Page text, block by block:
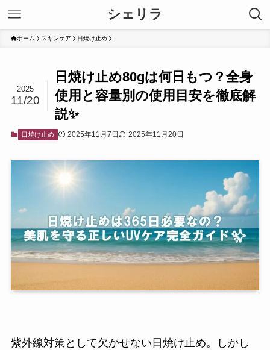
シェリラ
ホーム スキンケア 日焼け止め
日焼け止め80gは何日もつ？全身
使用と容量別の使用目安を徹底解
説✨
2025
11/20
日焼け止め 2025年11月7日 2025年11月20日
紫外線対策として欠かせない日焼け止め。しかし